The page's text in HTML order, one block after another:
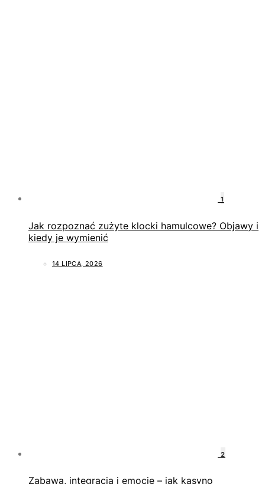
1
Jak rozpoznać zużyte klocki hamulcowe? Objawy i
kiedy je wymienić
14 LIPCA, 2026
2
Zabawa, integracja i emocje – jak kasyno